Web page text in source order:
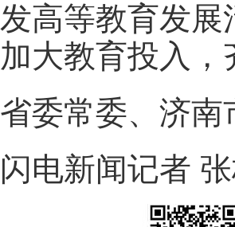
发高等教育发
加大教育投入
省委常委、济
闪电新闻记者